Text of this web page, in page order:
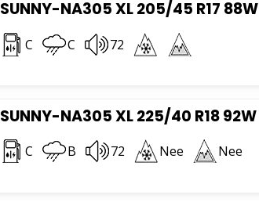
SUNNY-NA305 XL 205/45 R17 88W
C C 72
SUNNY-NA305 XL 225/40 R18 92W
C B 72 Nee Nee